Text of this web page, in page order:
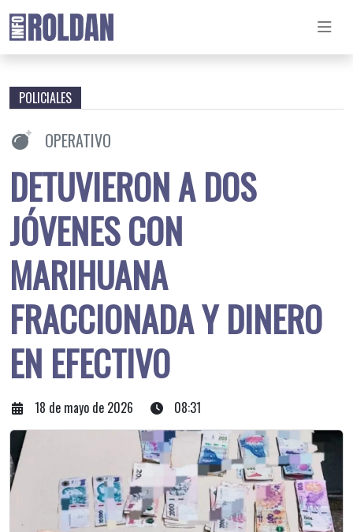
POLICIALES
OPERATIVO
DETUVIERON A DOS
JÓVENES CON
MARIHUANA
FRACCIONADA Y DINERO
EN EFECTIVO
18 de mayo de 2026 08:31